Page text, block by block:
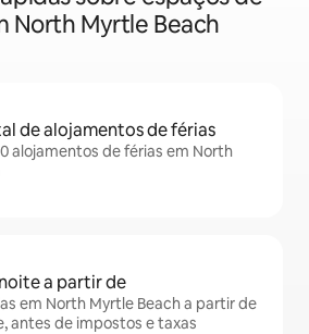
North Myrtle Beach
de alojamentos de férias
alojamentos de férias em North
a partir de
em North Myrtle Beach a partir de
antes de impostos e taxas